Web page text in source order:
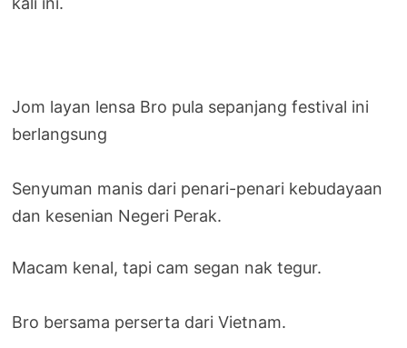
Jom layan lensa Bro pula sepanjang festival ini
berlangsung
Senyuman manis dari penari-penari kebudayaan
dan kesenian Negeri Perak.
Macam kenal, tapi cam segan nak tegur.
Bro bersama perserta dari Vietnam.